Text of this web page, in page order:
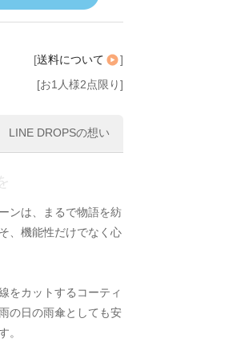
[送料について
]
[お1人様2点限り]
LINE DROPSの想い
ンは、まるで物語を紡
、機能性だけでなく心
をカットするコーティ
の日の雨傘としても安
。